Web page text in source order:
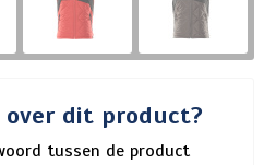
over dit product?
tussen de product